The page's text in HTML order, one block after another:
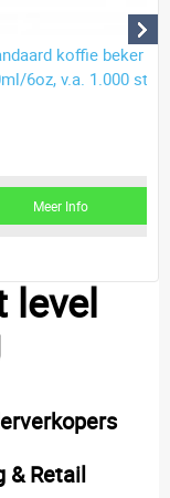
koffie beker
6oz, v.a. 1.000 st
Meer Info
level
& Retail